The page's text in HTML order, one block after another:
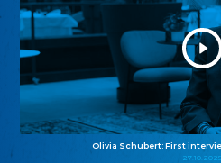
Olivia Schubert: First
27.10.2025